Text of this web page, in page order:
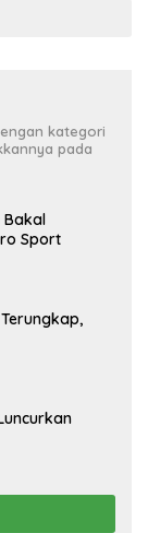
kategori
pada
Bakal
Sport